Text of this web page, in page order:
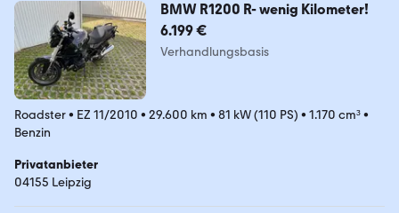
BMW R1200 R- wenig Kilometer!
6.199 €
Verhandlungsbasis
Roadster• EZ 11/2010 • 29.600 km • 81 kW (110 PS) • 1.170 cm³•
Benzin
Privatanbieter
04155 Leipzig